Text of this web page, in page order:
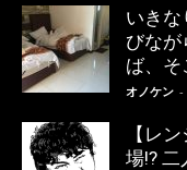
いきな
びなが
ば、そ
オノケン -
【レ
場!?